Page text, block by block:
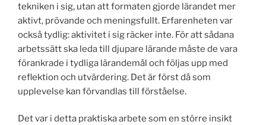
tekniken i sig, utan att formaten gjorde lärandet mer
aktivt, prövande och meningsfullt. Erfarenheten var
också tydlig: aktivitet i sig räcker inte. För att sådana
arbetssätt ska leda till djupare lärande måste de vara
förankrade i tydliga lärandemål och följas upp med
reflektion och utvärdering. Det är först då som
upplevelse kan förvandlas till förståelse.
Det var i detta praktiska arbete som en större insikt